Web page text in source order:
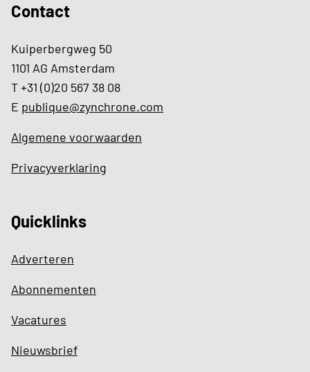
Contact
Kuiperbergweg 50
1101 AG Amsterdam
T +31 (0)20 567 38 08
E publique@zynchrone.com
Algemene voorwaarden
Privacyverklaring
Quicklinks
Adverteren
Abonnementen
Vacatures
Nieuwsbrief